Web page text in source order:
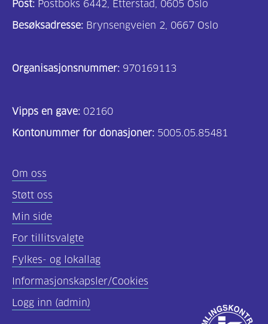
Post: Postboks 6442, Etterstad, 0605 Oslo
Besøksadresse: Brynsengveien 2, 0667 Oslo
Organisasjonsnummer: 970169113
Vipps en gave: 02160
Kontonummer for donasjoner: 5005.05.85481
Om oss
Støtt oss
Min side
For tillitsvalgte
Fylkes- og lokallag
Informasjonskapsler/Cookies
Logg inn (admin)
Godkjent